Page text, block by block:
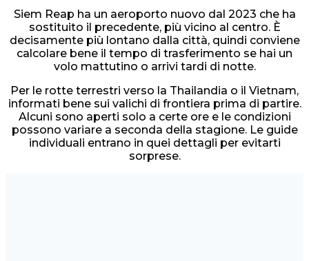
Siem Reap ha un aeroporto nuovo dal 2023 che ha
sostituito il precedente, più vicino al centro. È
decisamente più lontano dalla città, quindi conviene
calcolare bene il tempo di trasferimento se hai un
volo mattutino o arrivi tardi di notte.
Per le rotte terrestri verso la Thailandia o il Vietnam,
informati bene sui valichi di frontiera prima di partire.
Alcuni sono aperti solo a certe ore e le condizioni
possono variare a seconda della stagione. Le guide
individuali entrano in quei dettagli per evitarti
sorprese.